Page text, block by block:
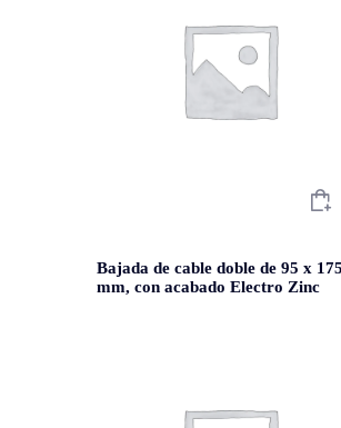
Bajada de cable doble de 95 x 175
mm, con acabado Electro Zinc